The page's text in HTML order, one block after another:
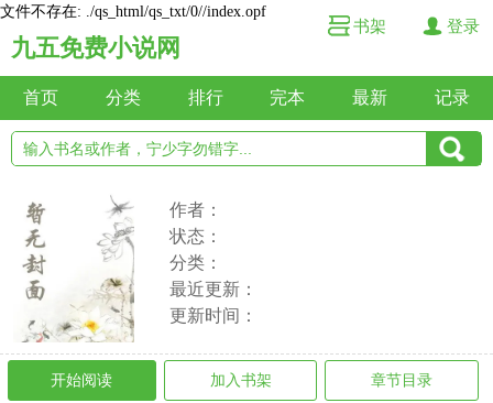
文件不存在: ./qs_html/qs_txt/0//index.opf
九五免费小说网
书架 登录
首页 分类 排行 完本 最新 记录
作者：
状态：
分类：
最近更新：
更新时间：
开始阅读 加入书架 章节目录